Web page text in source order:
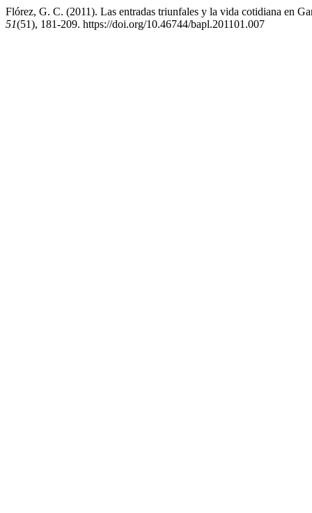
Flórez, G. C. (2011). Las entradas triunfales y la vida cotidiana en
51(51), 181-209. https://doi.org/10.46744/bapl.201101.007